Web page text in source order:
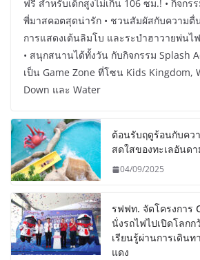
ฟรี สำหรับเด็กสูงไม่เกิน 106 ซม.! • กิจกร
พี่มาสคอตสุดน่ารัก • ชวนสัมผัสกับความตื่
การแสดงเต้นลิมโบ และระบำฮาวายพ่นไ
• สนุกสนานได้ทั้งวัน กับกิจกรรม Splash
เป็น Game Zone ที่โซน Kids Kingdom,
Down และ Water
ต้อนรับฤดูร้อนกับค
สดใสของทะเลอันด
04/09/2025
รฟฟท. จัดโครงการ
นั่งรถไฟไปเปิดโลกก
เรียนรู้ผ่านการเดิน
แดง